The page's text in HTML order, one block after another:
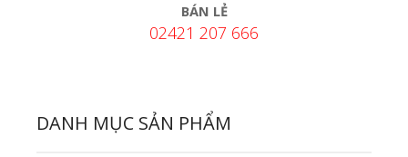
BÁN LẺ
02421 207 666
DANH MỤC SẢN PHẨM